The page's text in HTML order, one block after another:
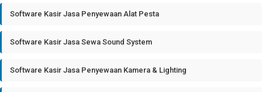
Software Kasir Jasa Penyewaan Alat Pesta
Software Kasir Jasa Sewa Sound System
Software Kasir Jasa Penyewaan Kamera & Lighting